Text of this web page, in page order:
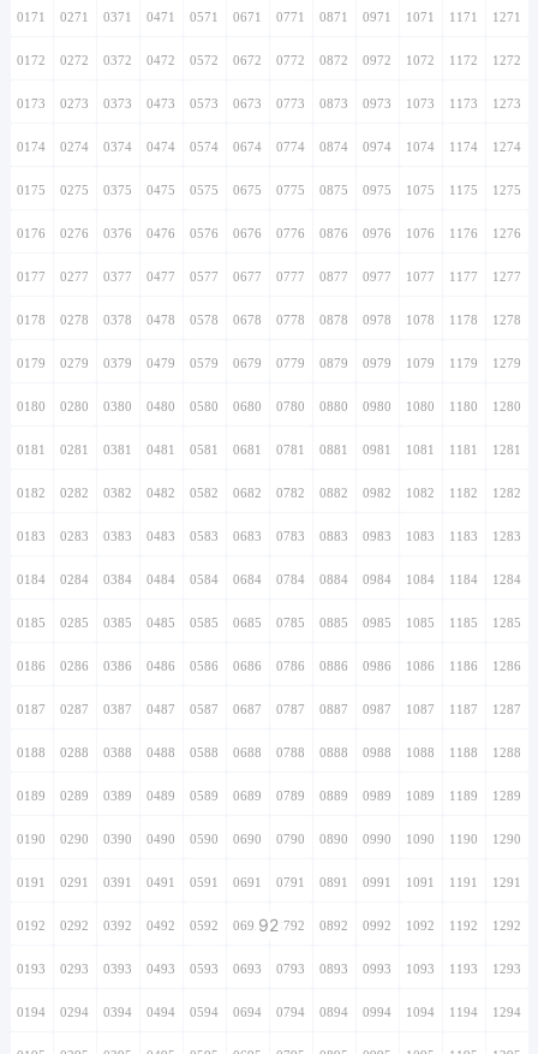
0171 0271 0371 0471 0571 0671 0771 0871 0971 1071 1171 1271
0172 0272 0372 0472 0572 0672 0772 0872 0972 1072 1172 1272
0173 0273 0373 0473 0573 0673 0773 0873 0973 1073 1173 1273
0174 0274 0374 0474 0574 0674 0774 0874 0974 1074 1174 1274
0175 0275 0375 0475 0575 0675 0775 0875 0975 1075 1175 1275
0176 0276 0376 0476 0576 0676 0776 0876 0976 1076 1176 1276
0177 0277 0377 0477 0577 0677 0777 0877 0977 1077 1177 1277
0178 0278 0378 0478 0578 0678 0778 0878 0978 1078 1178 1278
0179 0279 0379 0479 0579 0679 0779 0879 0979 1079 1179 1279
0180 0280 0380 0480 0580 0680 0780 0880 0980 1080 1180 1280
0181 0281 0381 0481 0581 0681 0781 0881 0981 1081 1181 1281
0182 0282 0382 0482 0582 0682 0782 0882 0982 1082 1182 1282
0183 0283 0383 0483 0583 0683 0783 0883 0983 1083 1183 1283
0184 0284 0384 0484 0584 0684 0784 0884 0984 1084 1184 1284
0185 0285 0385 0485 0585 0685 0785 0885 0985 1085 1185 1285
0186 0286 0386 0486 0586 0686 0786 0886 0986 1086 1186 1286
0187 0287 0387 0487 0587 0687 0787 0887 0987 1087 1187 1287
0188 0288 0388 0488 0588 0688 0788 0888 0988 1088 1188 1288
0189 0289 0389 0489 0589 0689 0789 0889 0989 1089 1189 1289
0190 0290 0390 0490 0590 0690 0790 0890 0990 1090 1190 1290
0191 0291 0391 0491 0591 0691 0791 0891 0991 1091 1191 1291
0192 0292 0392 0492 0592 0692920792 0892 0992 1092 1192 1292
0193 0293 0393 0493 0593 0693 0793 0893 0993 1093 1193 1293
0194 0294 0394 0494 0594 0694 0794 0894 0994 1094 1194 1294